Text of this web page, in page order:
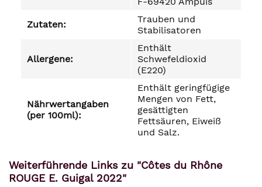
Zutaten:
Trauben und
Stabilisatoren
Allergene:
Enthält
Schwefeldioxid
(E220)
Nährwertangaben
(per 100ml):
Enthält geringfügige
Mengen von Fett,
gesättigten
Fettsäuren, Eiweiß
und Salz.
Weiterführende Links zu "Côtes du Rhône
ROUGE E. Guigal 2022"